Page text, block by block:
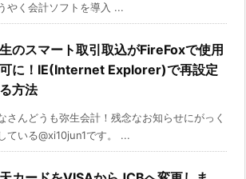
やく会計ソフトを導入 ...
のスマート取引取込がFireFoxで使用
に！IE(Internet Explorer)で再設定
方法
さんどうも弥生会計！残念なお知らせにがっく
ている@xi10jun1です。 ...